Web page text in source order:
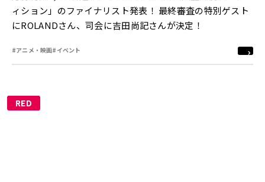
ィション」のファイナリスト発表！ 最終審査の特別ゲスト
にROLANDさん、司会に吉田尚記さんが決定！
#アニメ・映画#イベント
RED